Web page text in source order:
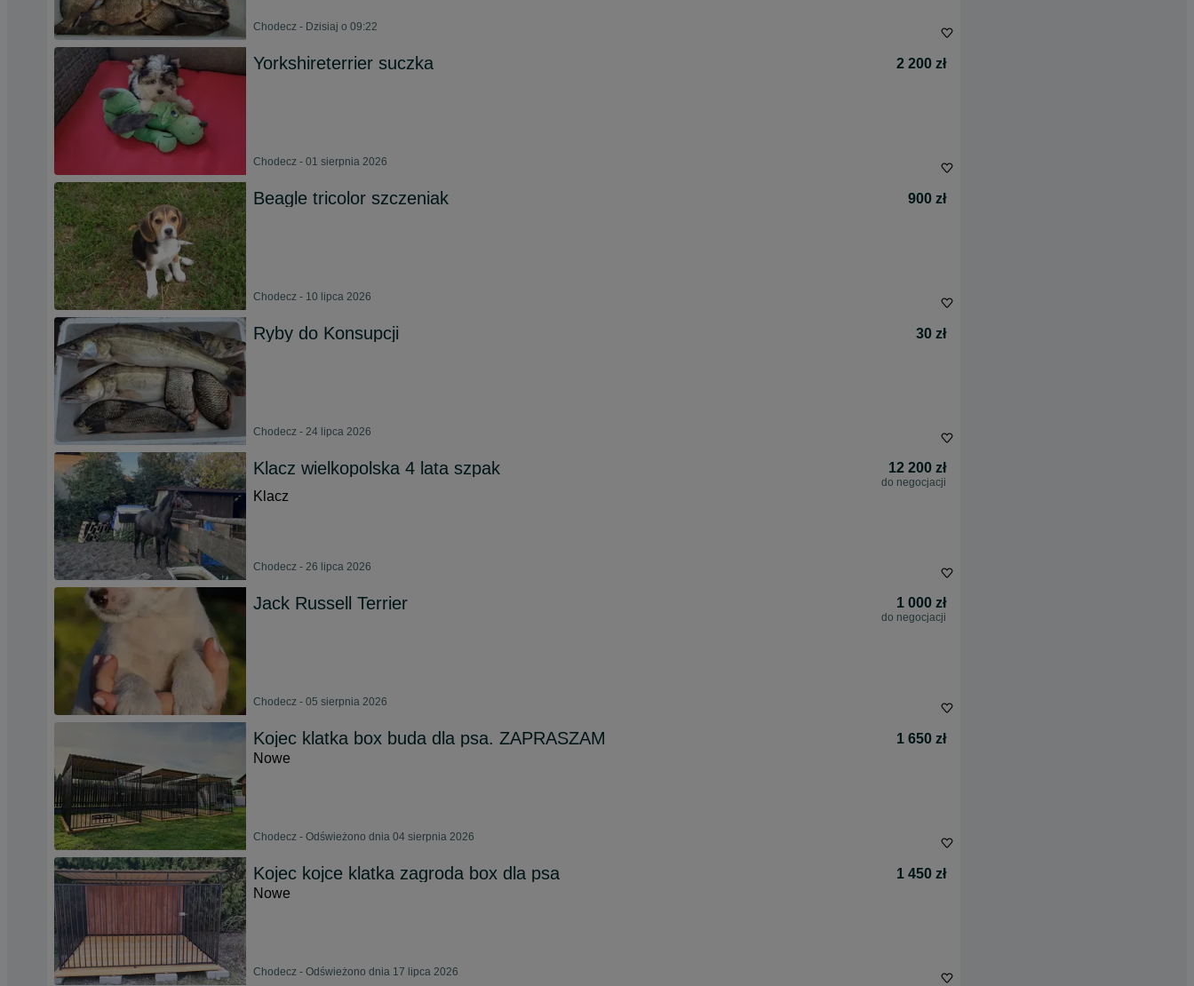
Chodecz - Dzisiaj o 09:22
Yorkshireterrier suczka 2 200 zł
Chodecz - 01 sierpnia 2026
Beagle tricolor szczeniak 900 zł
Chodecz - 10 lipca 2026
Ryby do Konsupcji 30 zł
Chodecz - 24 lipca 2026
Klacz wielkopolska 4 lata szpak 12 200 zł
do negocjacji
Klacz
Chodecz - 26 lipca 2026
Jack Russell Terrier 1 000 zł
do negocjacji
Chodecz - 05 sierpnia 2026
Kojec klatka box buda dla psa. ZAPRASZAM
1 650 zł
Nowe
Chodecz - Odświeżono dnia 04 sierpnia 2026
Kojec kojce klatka zagroda box dla psa
1 450 zł
Nowe
Chodecz - Odświeżono dnia 17 lipca 2026